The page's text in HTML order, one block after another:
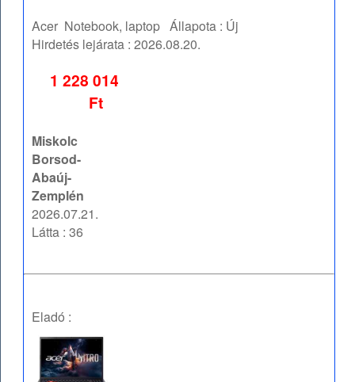
Acer Notebook, laptop Állapota : Új
Hirdetés lejárata :2026.08.20.
1 228 014
Ft
Miskolc
Borsod-
Abaúj-
Zemplén
2026.07.21.
Látta : 36
Eladó :